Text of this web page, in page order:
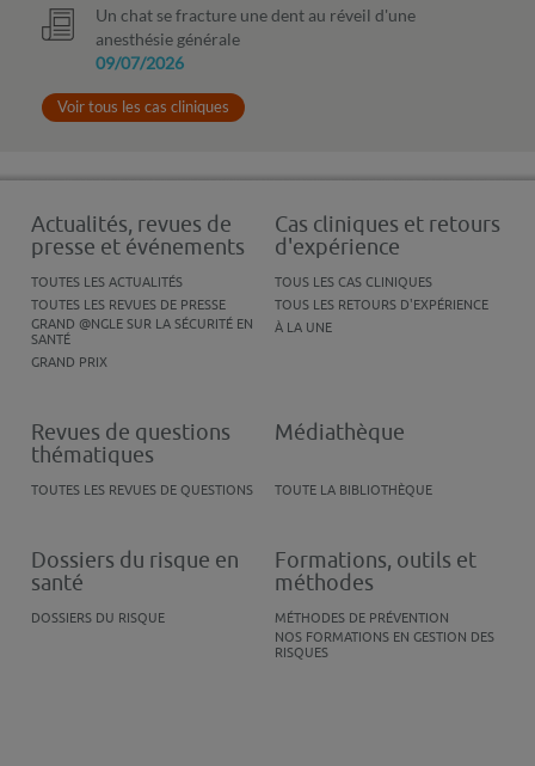
Un chat se fracture une dent au réveil d'une
anesthésie générale
09/07/2026
Voir tous les cas cliniques
Actualités, revues de
presse et événements
TOUTES LES ACTUALITÉS
TOUTES LES REVUES DE PRESSE
GRAND @NGLE SUR LA SÉCURITÉ EN
SANTÉ
GRAND PRIX
Cas cliniques et retours
d'expérience
TOUS LES CAS CLINIQUES
TOUS LES RETOURS D'EXPÉRIENCE
À LA UNE
Revues de questions
thématiques
TOUTES LES REVUES DE QUESTIONS
Médiathèque
TOUTE LA BIBLIOTHÈQUE
Dossiers du risque en
santé
DOSSIERS DU RISQUE
Formations, outils et
méthodes
MÉTHODES DE PRÉVENTION
NOS FORMATIONS EN GESTION DES
RISQUES